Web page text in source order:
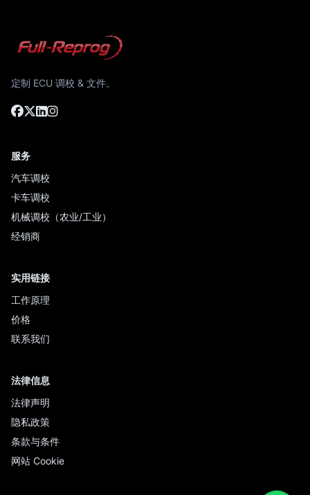
定制 ECU 调校 & 文件。
服务
汽车调校
卡车调校
机械调校（农业/工业）
经销商
实用链接
工作原理
价格
联系我们
法律信息
法律声明
隐私政策
条款与条件
网站 Cookie